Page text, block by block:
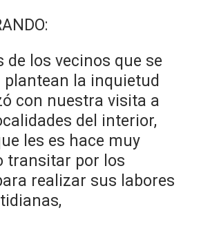
de los vecinos que se
plantean la inquietud
con nuestra visita a
del interior,
les es hace muy
transitar por los
realizar sus labores